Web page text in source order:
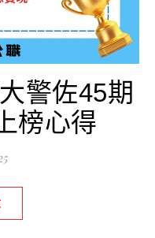
警佐45期
榜心得